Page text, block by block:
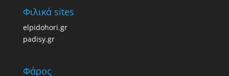
Φιλικά sites
elpidohori.gr
padisy.gr
Φάρος